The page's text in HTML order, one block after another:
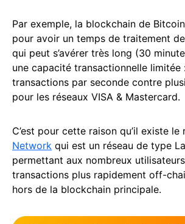
Par exemple, la blockchain de
pour avoir un temps de traitement
qui peut s’avérer très long (30
une capacité transactionnelle limitée
transactions par seconde contre
pour les réseaux VISA & Mastercard.
C’est pour cette raison qu’il existe le
Network qui est un réseau de type
permettant aux nombreux
transactions plus rapidement off-
hors de la blockchain principale.